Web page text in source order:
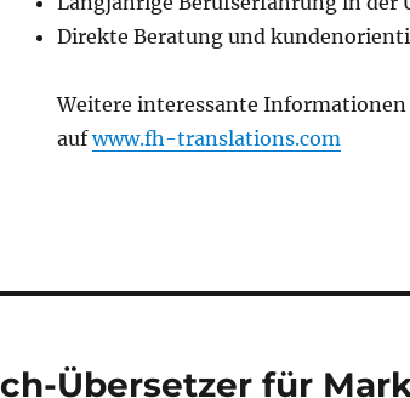
Direkte Beratung und
Weitere interessante
aufwww.fh-translations.com
Übersetzer für